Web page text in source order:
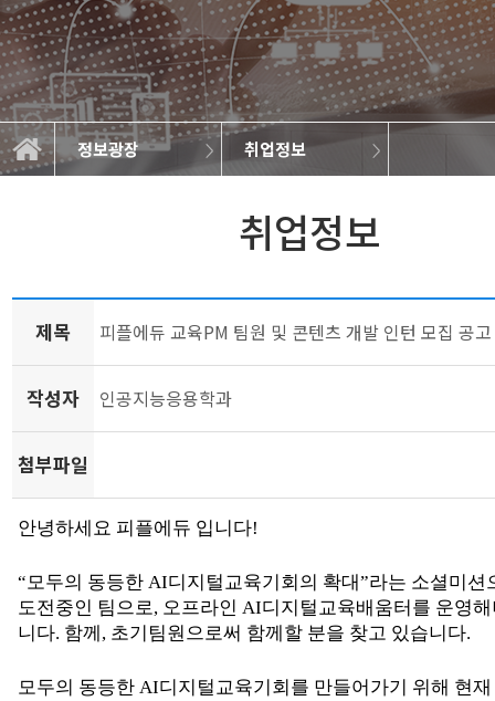
정보광장 취업정보
학과소개
교과과정
학사정보
대학원
정보광장
공지사항
학과규정
취업정보
학과뉴스
갤러리
취업정보
제목 피플에듀 교육PM 팀원 및 콘텐츠 개발 인턴 모집 공고
작성자 인공지능응용학과
첨부파일
안녕하세요 피플에듀 입니다!
“모두의 동등한 AI디지털교육기회의 확대”라는 소셜미션
도전중인 팀으로, 오프라인 AI디지털교육배움터를 운영
니다. 함께, 초기팀원으로써 함께할 분을 찾고 있습니다.
모두의 동등한 AI디지털교육기회를 만들어가기 위해 현